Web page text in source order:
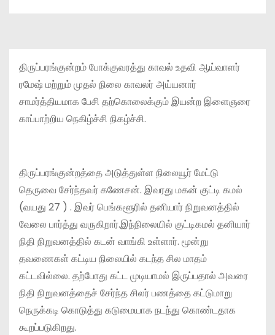
திருப்பரங்குன்றம் போக்குவரத்து காவல் உதவி ஆய்வாளர்
ரமேஷ் மற்றும் முதல் நிலை காவலர் அய்யனார்
சாமர்த்தியமாக பேசி தற்கொலைக்கும் இயன்ற இளைஞரை
காப்பாற்றிய நெகிழ்ச்சி நிகழ்ச்சி.
திருப்பரங்குன்றத்தை அடுத்துள்ள நிலையூர் மேட்டு
தெருவை சேர்ந்தவர் கணேசன். இவரது மகன் குட்டி கமல்
(வயது 27 ) . இவர் பெங்களூரில் தனியார் நிறுவனத்தில்
வேலை பார்த்து வருகிறார்.இந்நிலையில் குட்டிகமல் தனியார்
நிதி நிறுவனத்தில் கடன் வாங்கி உள்ளார். மூன்று
தவணைகள் கட்டிய நிலையில் கடந்த சில மாதம்
கட்டவில்லை. தற்போது கட்ட முடியாமல் இருப்பதால் அவரை
நிதி நிறுவனத்தைச் சேர்ந்த சிலர் பணத்தை கட்டுமாறு
நெருக்கடி கொடுத்து கடுமையாக நடந்து கொண்டதாக
கூறப்படுகிறது.